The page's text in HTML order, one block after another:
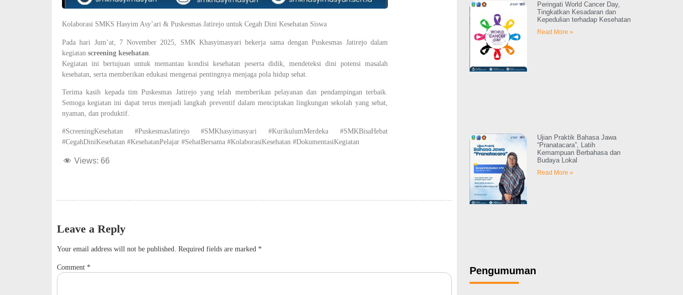
Kolaborasi SMKS Hasyim Asy’ari & Puskesmas Jatirejo untuk Cegah Dini Kesehatan Siswa
Pada hari Jum’at, 7 November 2025, SMK Khasyimasyari bekerja sama dengan Puskesmas Jatirejo dalam
kegiatan screening kesehatan
Kegiatan ini bertujuan untuk memantau kondisi kesehatan peserta didik, mendeteksi dini potensi masalah
kesehatan, serta memberikan edukasi mengenai pentingnya menjaga pola hidup sehat.
Terima kasih kepada tim Puskesmas Jatirejo yang telah memberikan pelayanan dan pendampingan terbaik.
Semoga kegiatan ini dapat terus menjadi langkah preventif dalam menciptakan lingkungan sekolah yang sehat,
nyaman, dan produktif.
#ScreeningKesehatan #PuskesmasJatirejo #SMKhasyimasyari #KurikulumMerdeka #SMKBisaHebat
#CegahDiniKesehatan #KesehatanPelajar #SehatBersama #KolaborasiKesehatan #DokumentasiKegiatan
Views: 66
Leave a Reply
Your email address will not be published. Required fields are marked *
Comment *
Peringati World Cancer Day,
Tingkatkan Kesadaran dan
Kepedulian terhadap Kesehatan
Read More »
Ujian Praktik Bahasa Jawa
“Pranatacara”, Latih
Kemampuan Berbahasa dan
Budaya Lokal
Read More »
Pengumuman